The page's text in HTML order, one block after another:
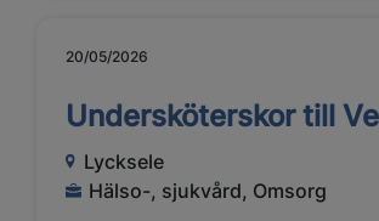
20/05/2026
Undersköterskor till
Lycksele
Hälso-, sjukvård, Omsorg